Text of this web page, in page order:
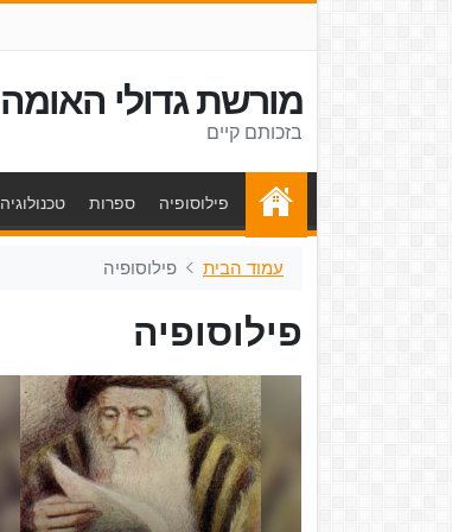
מורשת גדולי האומה
בזכותם קיים
פילוסופיה ספרות טכנולוגיה
עמוד הבית פילוסופיה
פילוסופיה